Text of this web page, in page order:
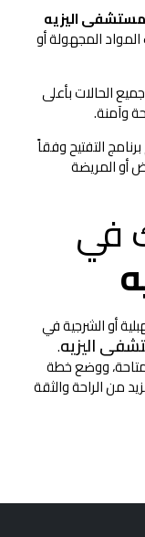
اليزيه
المجهولة أو
بأعلى
التفتيح وفقاً
الشرجية في
.
ووضع خطة
والثقة